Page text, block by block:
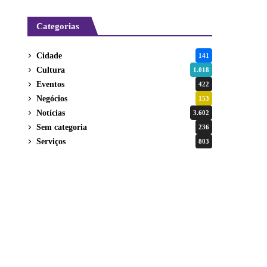
Categorias
Cidade 141
Cultura 1.018
Eventos 422
Negócios 153
Notícias 3.602
Sem categoria 236
Serviços 803